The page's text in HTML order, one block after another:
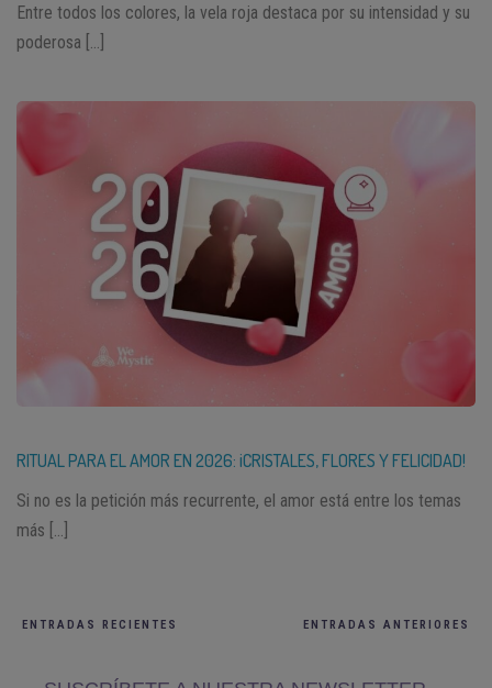
Entre todos los colores, la vela roja destaca por su intensidad y su
poderosa […]
RITUAL PARA EL AMOR EN 2026: ¡CRISTALES, FLORES Y FELICIDAD!
Si no es la petición más recurrente, el amor está entre los temas
más […]
ENTRADAS RECIENTES ENTRADAS ANTERIORES